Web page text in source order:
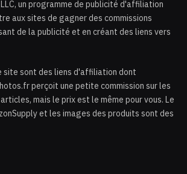
un programme de publicité d'affiliation
aux sites de gagner des commissions
de la publicité et en créant des liens vers
site sont des liens d'affiliation dont
perçoit une petite commission sur les
mais le prix est le même pour vous. Le
et les images des produits sont des